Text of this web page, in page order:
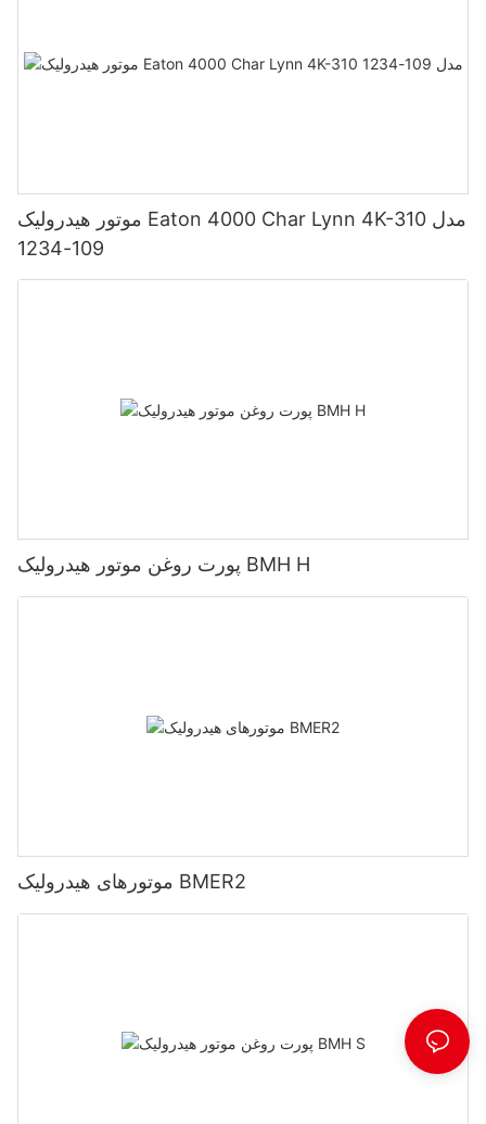
موتور هیدرولیک Eaton 4000 Char Lynn 4K-310 مدل
109-1234
پورت روغن موتور هیدرولیک BMH H
موتورهای هیدرولیک BMER2